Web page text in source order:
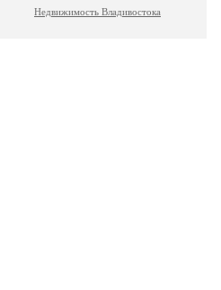
Недвижимость Владивостока